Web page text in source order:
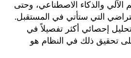
الآلي والذكاء الاصطناعي، وحتى
التي ستأتي في المستقبل.
إحصائي أكثر تفصيلاً في
تحقيق ذلك في النظام هو